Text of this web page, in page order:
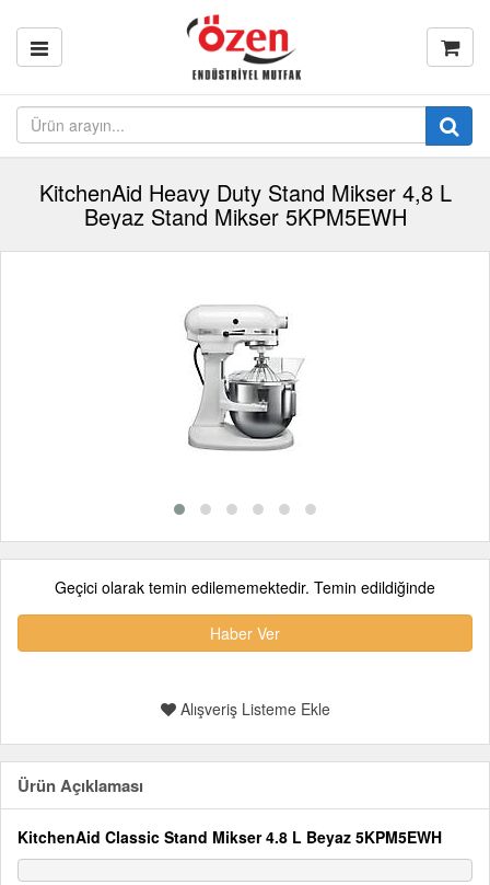
KitchenAid Heavy Duty Stand Mikser 4,8 L
Beyaz Stand Mikser 5KPM5EWH
Geçici olarak temin edilememektedir. Temin edildiğinde
Haber Ver
Alışveriş Listeme Ekle
Ürün Açıklaması
KitchenAid Classic Stand Mikser 4.8 L Beyaz 5KPM5EWH